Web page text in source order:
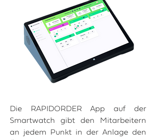
Die RAPIDORDER App auf der
Smartwatch gibt den Mitarbeitern
an jedem Punkt in der Anlage den